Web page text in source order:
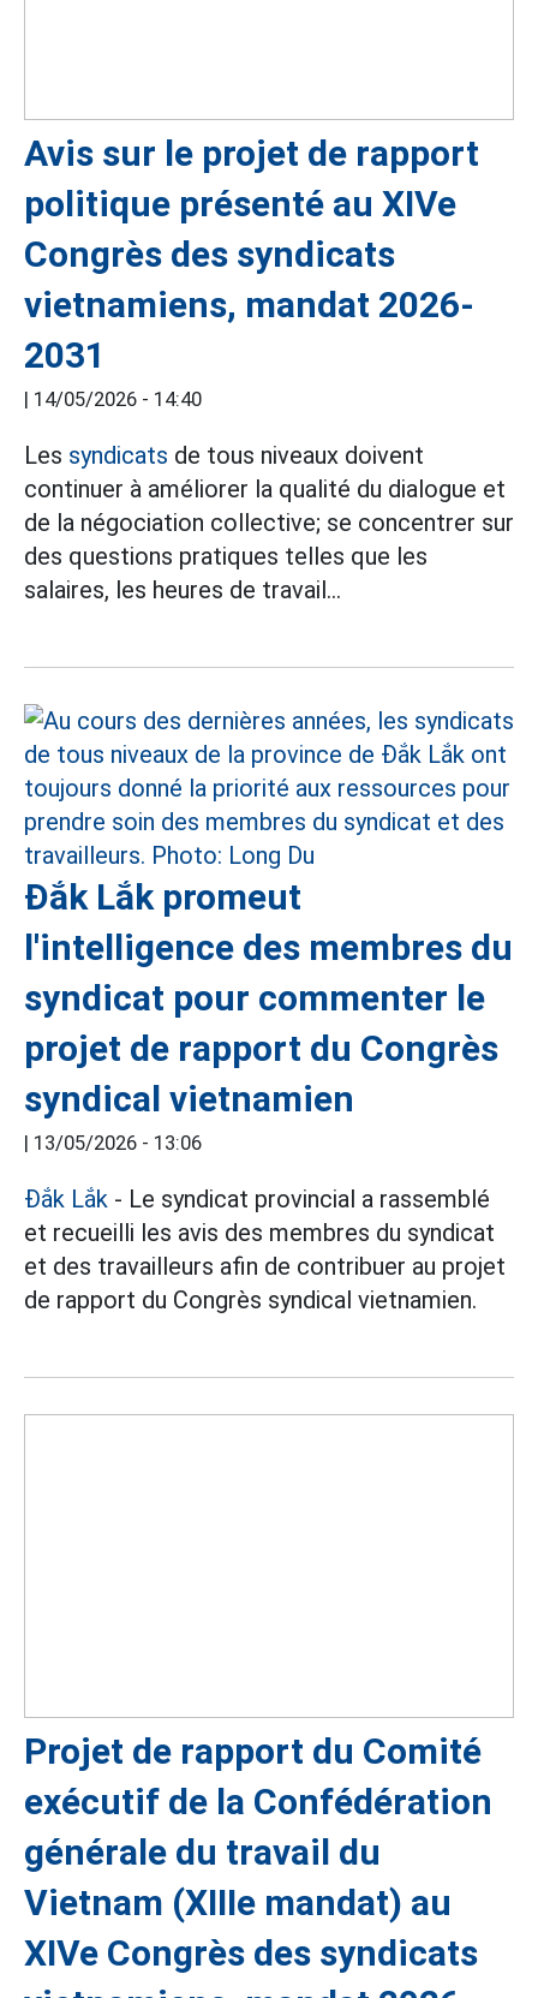
Avis sur le projet de rapport
politique présenté au XIVe
Congrès des syndicats
vietnamiens, mandat 2026-
2031
| 14/05/2026 - 14:40
Les syndicats de tous niveaux doivent
continuer à améliorer la qualité du dialogue et
de la négociation collective; se concentrer sur
des questions pratiques telles que les
salaires, les heures de travail...
Đắk Lắk promeut
l'intelligence des membres du
syndicat pour commenter le
projet de rapport du Congrès
syndical vietnamien
| 13/05/2026 - 13:06
Đắk Lắk - Le syndicat provincial a rassemblé
et recueilli les avis des membres du syndicat
et des travailleurs afin de contribuer au projet
de rapport du Congrès syndical vietnamien.
Projet de rapport du Comité
exécutif de la Confédération
générale du travail du
Vietnam (XIIIe mandat) au
XIVe Congrès des syndicats